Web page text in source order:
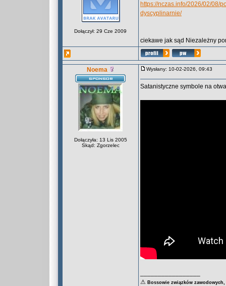
Dołączył: 29 Cze 2009
https://nczas.info/2026/02/08/
dyscyplinarnie/
ciekawe jak sąd Niezależny
Noema
Dołączyła: 13 Lis 2005
Skąd: Zgorzelec
Wysłany: 10-02-2026, 09:43
Satanistyczne symbole na
⚠ Bossowie związków